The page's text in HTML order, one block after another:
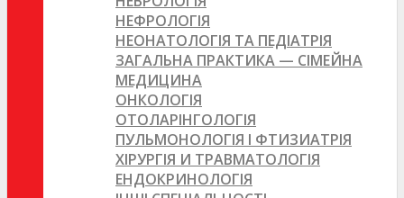
НЕФРОЛОГІЯ
НЕОНАТОЛОГІЯ ТА ПЕДІАТРІЯ
ЗАГАЛЬНА ПРАКТИКА — СІМЕЙНА
МЕДИЦИНА
ОНКОЛОГІЯ
ОТОЛАРІНГОЛОГІЯ
ПУЛЬМОНОЛОГІЯ І ФТИЗИАТРІЯ
ХІРУРГІЯ И ТРАВМАТОЛОГІЯ
ЕНДОКРИНОЛОГІЯ